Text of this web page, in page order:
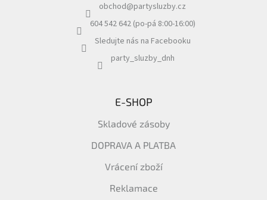
u
obchod@partysluzby.cz
604 542 642 (po-pá 8:00-16:00)
Sledujte nás na Facebooku
party_sluzby_dnh
E-SHOP
Skladové zásoby
DOPRAVA A PLATBA
Vrácení zboží
Reklamace